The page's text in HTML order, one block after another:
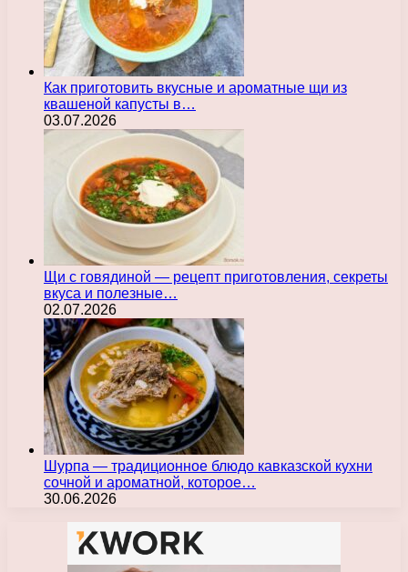
Как приготовить вкусные и ароматные щи из
квашеной капусты в…
03.07.2026
Щи с говядиной — рецепт приготовления, секреты
вкуса и полезные…
02.07.2026
Шурпа — традиционное блюдо кавказской кухни
сочной и ароматной, которое…
30.06.2026